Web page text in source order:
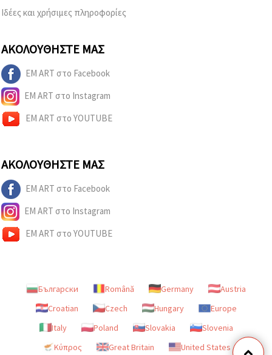
Ιδέες και χρήσιμες πληροφορίες
ΑΚΟΛΟΥΘΉΣΤΕ ΜΑΣ
EM ART στο Facebook
EM ART στο Instagram
EM ART στο YOUTUBE
ΑΚΟΛΟΥΘΉΣΤΕ ΜΑΣ
EM ART στο Facebook
EM ART στο Instagram
EM ART στο YOUTUBE
Български Română Germany
Austria
Croatian
Czech Hungary
Europe
Italy
Poland Slovakia
Slovenia
Κύπρος
Great Britain United States